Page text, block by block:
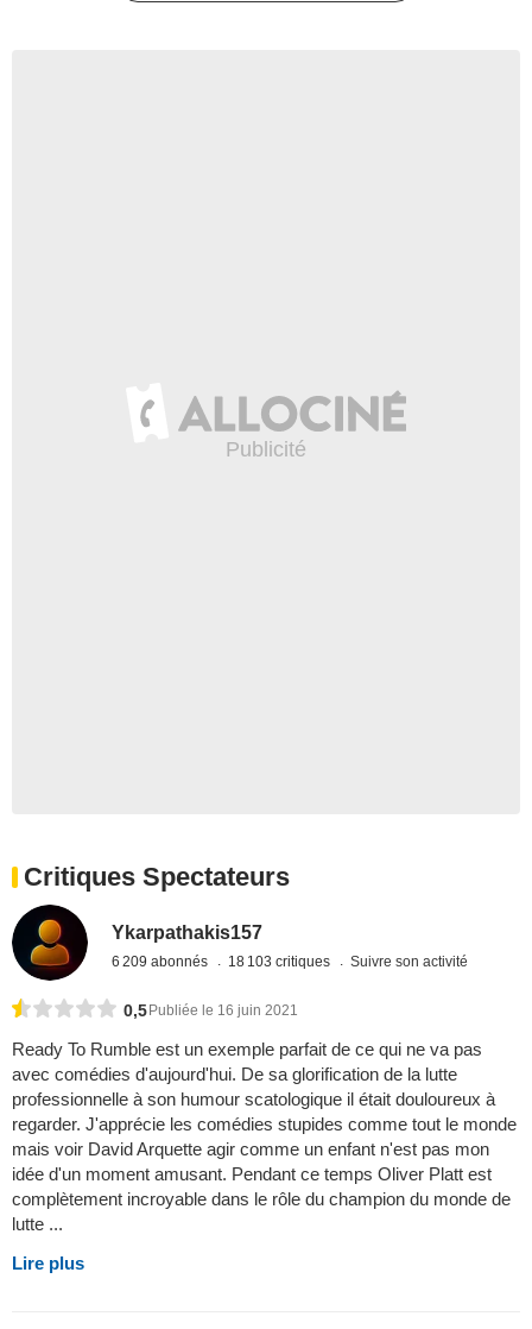
Critiques Spectateurs
Ykarpathakis157
6 209 abonnés 18 103 critiques Suivre son activité
0,5 Publiée le 16 juin 2021
Ready To Rumble est un exemple parfait de ce qui ne va pas
avec comédies d'aujourd'hui. De sa glorification de la lutte
professionnelle à son humour scatologique il était douloureux à
regarder. J'apprécie les comédies stupides comme tout le monde
mais voir David Arquette agir comme un enfant n'est pas mon
idée d'un moment amusant. Pendant ce temps Oliver Platt est
complètement incroyable dans le rôle du champion du monde de
lutte ...
Lire plus